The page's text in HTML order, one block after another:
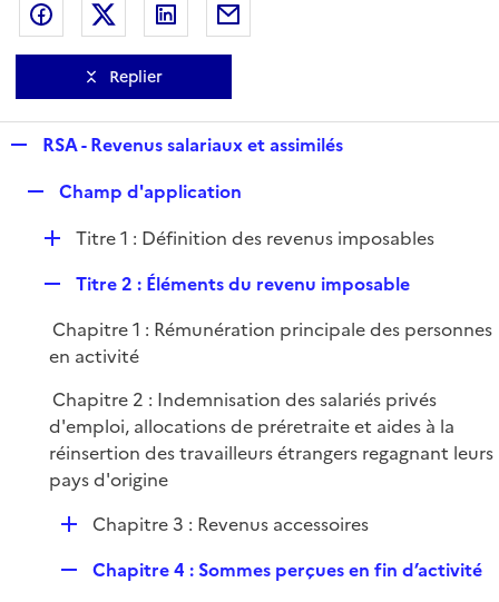
Partager sur Facebook
Partager sur Twitter
Partager sur LinkedIn
Replier
p
RSA - Revenus salariaux et assimilés
p
e
r
Champ d'application
D
l
i
e
r
Titre 1 : Définition des revenus imposables
p
l
i
r
Titre 2 : Éléments du revenu imposable
Chapitre 1 : Rémunération principale des personnes
en activité
Chapitre 2 : Indemnisation des salariés privés
d'emploi, allocations de préretraite et aides à la
réinsertion des travailleurs étrangers regagnant leurs
pays d'origine
D
p
Chapitre 3 : Revenus accessoires
Chapitre 4 : Sommes perçues en fin d’activité